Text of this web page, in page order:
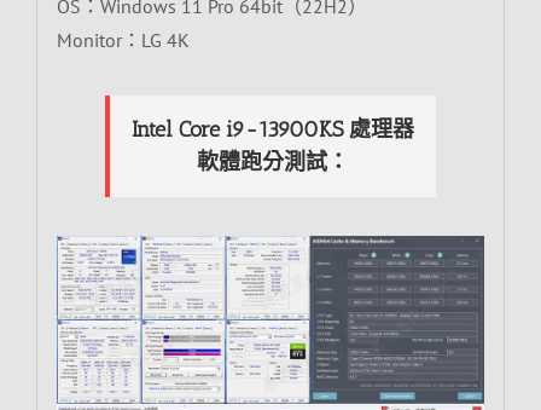
OS：Windows 11 Pro 64bit（22H2）
Monitor：LG 4K
Intel Core i9-13900KS 處理器
軟體跑分測試：